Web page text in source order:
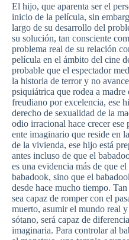
El hijo, que aparenta ser el
inicio de la película, sin
largo de su desarrollo del
su solución, tan consciente
problema real de su relación
película en el ámbito del cine
probable que el espectador
la historia de terror y no
psiquiátrica que rodea a
freudiano por excelencia, ese
derecho de sexualidad de la
odio irracional hace crecer ese
ente imaginario que reside en
de la vivienda, ese hijo está
antes incluso de que el
es una evidencia más de que
babadook, sino que el
desde hace mucho tiempo.
sea capaz de romper con el
muerto, asumir el mundo real
sótano, será capaz de
imaginaria. Para controlar al